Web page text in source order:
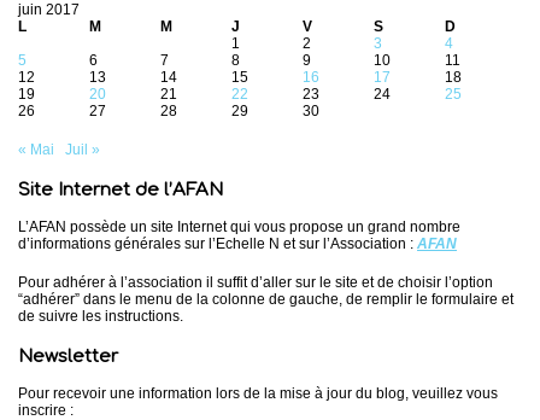
juin 2017
L
M M J V S
D
1
2 3
4
5
6 7 8 9 10
11
12
13 14 15 16 17
18
19
20 21 22 23 24
25
26
27 28 29 30
« Mai Juil »
Site Internet de l’AFAN
L’AFAN possède un site Internet qui vous propose un grand nombre
d’informations générales sur l’Echelle N et sur l’Association : AFAN
Pour adhérer à l’association il suffit d’aller sur le site et de choisir l’option
“adhérer” dans le menu de la colonne de gauche, de remplir le formulaire et
de suivre les instructions.
Newsletter
Pour recevoir une information lors de la mise à jour du blog, veuillez vous
inscrire :